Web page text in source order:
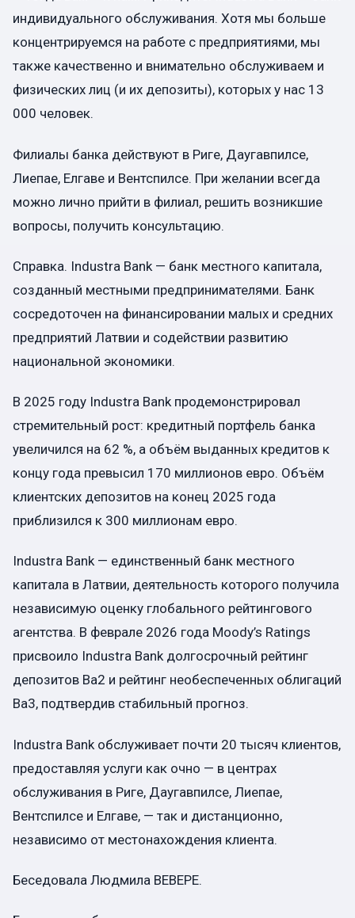
индивидуального обслуживания. Хотя мы больше
концентрируемся на работе с предприятиями, мы
также качественно и внимательно обслуживаем и
физических лиц (и их депозиты), которых у нас 13
000 человек.
Филиалы банка действуют в Риге, Даугавпилсе,
Лиепае, Елгаве и Вентспилсе. При желании всегда
можно лично прийти в филиал, решить возникшие
вопросы, получить консультацию.
Справка. Industra Bank — банк местного капитала,
созданный местными предпринимателями. Банк
сосредоточен на финансировании малых и средних
предприятий Латвии и содействии развитию
национальной экономики.
В 2025 году Industra Bank продемонстрировал
стремительный рост: кредитный портфель банка
увеличился на 62 %, а объём выданных кредитов к
концу года превысил 170 миллионов евро. Объём
клиентских депозитов на конец 2025 года
приблизился к 300 миллионам евро.
Industra Bank — единственный банк местного
капитала в Латвии, деятельность которого получила
независимую оценку глобального рейтингового
агентства. В феврале 2026 года Moody’s Ratings
присвоило Industra Bank долгосрочный рейтинг
депозитов Ba2 и рейтинг необеспеченных облигаций
Ba3, подтвердив стабильный прогноз.
Industra Bank обслуживает почти 20 тысяч клиентов,
предоставляя услуги как очно — в центрах
обслуживания в Риге, Даугавпилсе, Лиепае,
Вентспилсе и Елгаве, — так и дистанционно,
независимо от местонахождения клиента.
Беседовала Людмила ВЕВЕРЕ.